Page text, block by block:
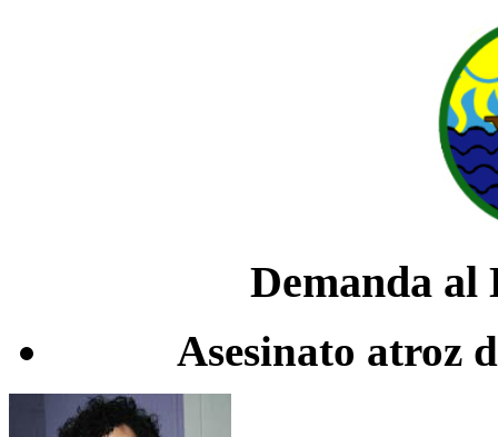
Demanda al
Asesinato atroz